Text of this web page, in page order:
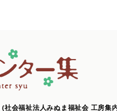
(社会福祉法人みぬま福祉会 工房集